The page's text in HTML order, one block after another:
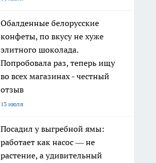
Обалденные белорусские
конфеты, по вкусу не хуже
элитного шоколада.
Попробовала раз, теперь ищу
во всех магазинах - честный
отзыв
13 июля
Посадил у выгребной ямы:
работает как насос — не
растение, а удивительный